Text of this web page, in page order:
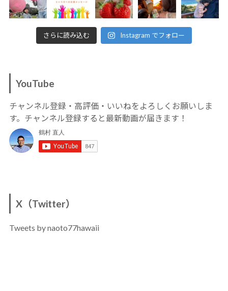
さらに読み込む Instagram でフォロー
YouTube
チャンネル登録・高評価・いいねをよろしくお願いしま
す。チャンネル登録すると最新動画が届きます！
X（Twitter）
Tweets by naoto77hawaii